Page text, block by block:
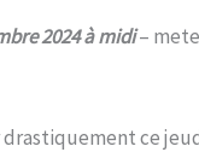
2024 à midi–
ce